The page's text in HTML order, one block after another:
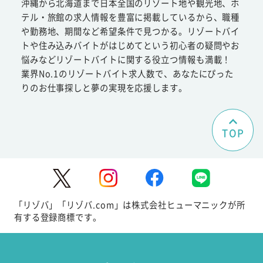
沖縄から北海道まで日本全国のリゾート地や観光地、ホ
テル・旅館の求人情報を豊富に掲載しているから、職種
や勤務地、期間など希望条件で見つかる。リゾートバイ
トや住み込みバイトがはじめてという初心者の疑問やお
悩みなどリゾートバイトに関する役立つ情報も満載！
業界No.1のリゾートバイト求人数で、あなたにぴった
りのお仕事探しと夢の実現を応援します。
TOP
「リゾバ」「リゾバ.com」は株式会社ヒューマニックが所
有する登録商標です。